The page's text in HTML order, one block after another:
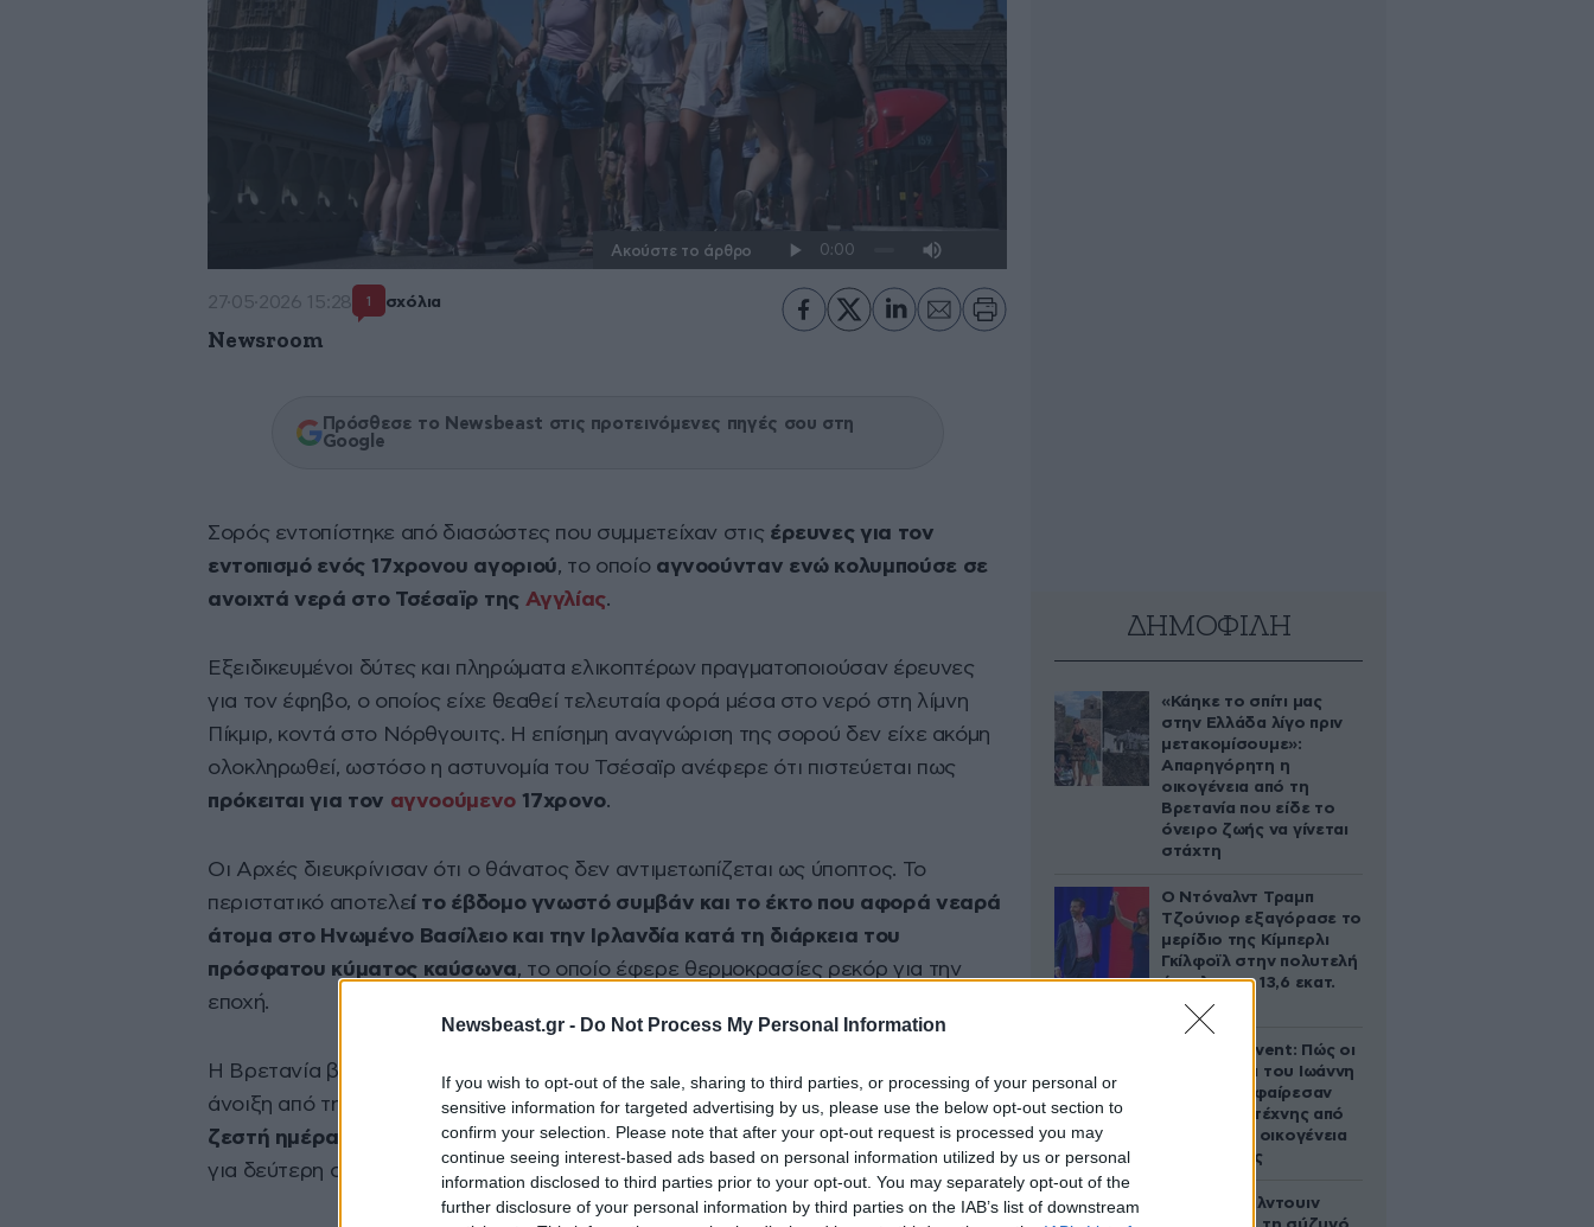
Newsbeast.gr - Do Not Process My Personal Information
If you wish to opt-out of the sale, sharing to third parties, or processing of your personal or
sensitive information for targeted advertising by us, please use the below opt-out section to
confirm your selection. Please note that after your opt-out request is processed you may
continue seeing interest-based ads based on personal information utilized by us or personal
information disclosed to third parties prior to your opt-out. You may separately opt-out of the
further disclosure of your personal information by third parties on the IAB’s list of downstream
Ακούστε το άρθρο
27·05·2026 15:28 1 σχόλια
Newsroom
Πρόσθεσε το Newsbeast στις προτεινόμενες πηγές σου στη
Google
Σορός εντοπίστηκε από διασώστες που συμμετείχαν στις έρευνες για τον
εντοπισμό ενός 17χρονου αγοριού, το οποίο αγνοούνταν ενώ κολυμπούσε σε
ανοιχτά νερά στο Τσέσαϊρ της Αγγλίας.
Εξειδικευμένοι δύτες και πληρώματα ελικοπτέρων πραγματοποιούσαν έρευνες
για τον έφηβο, ο οποίος είχε θεαθεί τελευταία φορά μέσα στο νερό στη λίμνη
Πίκμιρ, κοντά στο Νόρθγουιτς. Η επίσημη αναγνώριση της σορού δεν είχε ακόμη
ολοκληρωθεί, ωστόσο η αστυνομία του Τσέσαϊρ ανέφερε ότι πιστεύεται πως
πρόκειται για τον αγνοούμενο17χρονο.
Οι Αρχές διευκρίνισαν ότι ο θάνατος δεν αντιμετωπίζεται ως ύποπτος. Το
περιστατικό αποτελεί το έβδομο γνωστό συμβάν και το έκτο που αφορά νεαρά
άτομα στο Ηνωμένο Βασίλειο και την Ιρλανδία κατά τη διάρκεια του
πρόσφατου κύματος καύσωνα, το οποίο έφερε θερμοκρασίες ρεκόρ για την
εποχή.
Η Βρετανία βίωσε πέντε ημέρες ασυνήθιστα υψηλών θερμοκρασιών για την
άνοιξη από την περασμένη Παρασκευή, ενώη Τρίτη καταγράφηκε ως η πιο
ζεστή ημέρα Μαΐου
στην ιστορία της χώρας, καταρρίπτοντας το σχετικό ρεκόρ
για δεύτερη συνεχόμενη ημέρα.
ΔΗΜΟΦΙΛΗ
«Κάηκε το σπίτι μας
στην Ελλάδα λίγο πριν
μετακομίσουμε»:
Απαρηγόρητη η
οικογένεια από τη
Βρετανία που είδε το
όνειρο ζωής να γίνεται
στάχτη
Ο Ντόναλντ Τραμπ
Τζούνιορ εξαγόρασε το
μερίδιο της Κίμπερλι
Γκίλφοϊλ στην πολυτελή
έπαυλη των 13,6 εκατ.
δολαρίων
Παλάτι Marivent: Πώς οι
κληρονόμοι του Ιωάννη
Σαριδάκη αφαίρεσαν
1.300 έργα τέχνης από
τη βασιλική οικογένεια
της Ισπανίας
Ο Άλεκ Μπάλντουιν